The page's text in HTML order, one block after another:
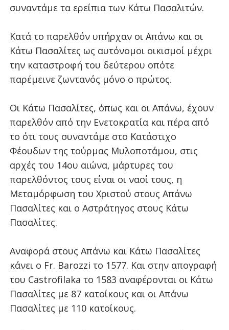
συναντάμε τα ερείπια των Κάτω Πασαλιτών.
Κατά το παρελθόν υπήρχαν οι Απάνω και οι
Κάτω Πασαλίτες ως αυτόνομοι οικισμοί μέχρι
την καταστροφή του δεύτερου οπότε
παρέμεινε ζωντανός μόνο ο πρώτος.
Οι Κάτω Πασαλίτες, όπως και οι Απάνω, έχουν
παρελθόν από την Ενετοκρατία και πέρα από
το ότι τους συναντάμε στο Κατάστιχο
Φέουδων της τούρµας Μυλοποτάµου, στις
αρχές του 14ου αιώνα, μάρτυρες του
παρελθόντος τους είναι οι ναοί τους, η
Μεταμόρφωση του Χριστού στους Απάνω
Πασαλίτες και ο Αστράτηγος στους Κάτω
Πασαλίτες.
Αναφορά στους Απάνω και Κάτω Πασαλίτες
κάνει ο Fr. Barozzi το 1577. Και στην απογραφή
του Castrofilaka το 1583 αναφέρονται οι Κάτω
Πασαλίτες με 87 κατοίκους και οι Απάνω
Πασαλίτες με 110 κατοίκους.